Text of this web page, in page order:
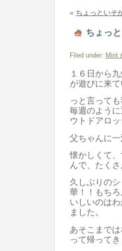
« ちょっといそ
ちょっ
Filed under: Mint
１６日から
が遊びに来て
っと言って
毎週のよう
ウトドアロッ
父ちゃんに
懐かしくて
んで、たく
久しぶりの
華！！もち
いしいのは
ました。
あそこまで
って帰ってき